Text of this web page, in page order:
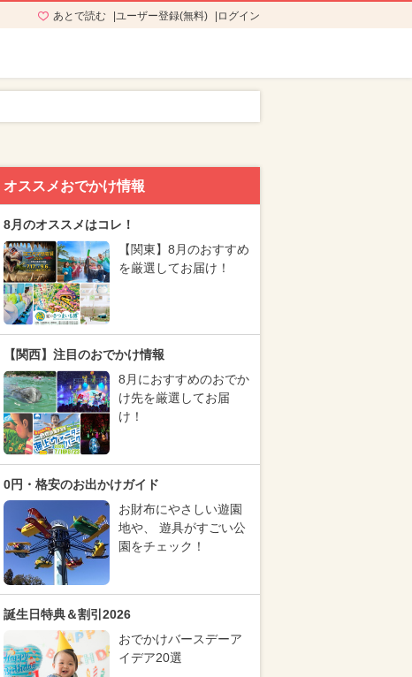
あとで読む ユーザー登録(無料) ログイン
オススメおでかけ情報
8月のオススメはコレ！
【関東】8月のおすすめ
を厳選してお届け！
【関西】注目のおでかけ情報
8月におすすめのおでか
け先を厳選してお届
け！
0円・格安のお出かけガイド
お財布にやさしい遊園
地や、 遊具がすごい公
園をチェック！
誕生日特典＆割引2026
おでかけバースデーア
イデア20選